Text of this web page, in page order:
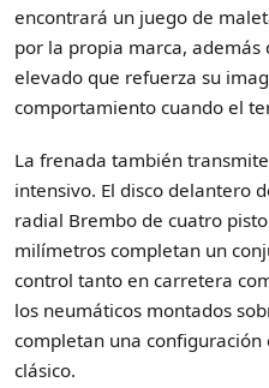
encontrará un juego de
por la propia marca,
elevado que refuerza su
comportamiento cuando el
La frenada también
intensivo. El disco delantero
radial Brembo de cuatro
milímetros completan un
control tanto en carretera
los neumáticos montados
completan una
clásico.